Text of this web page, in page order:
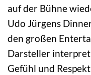
auf der Bühne
Udo Jürgens
den großen
Darsteller
Gefühl und